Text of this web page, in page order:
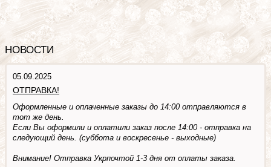
НОВОСТИ
05.09.2025
ОТПРАВКА!
Оформленные и оплаченные заказы до 14:00 отправляются в
тот же день.
Если Вы оформили и оплатили заказ после 14:00 - отправка на
следующий день. (суббота и воскресенье - выходные)
Внимание! Отправка Укрпочтой 1-3 дня от оплаты заказа.